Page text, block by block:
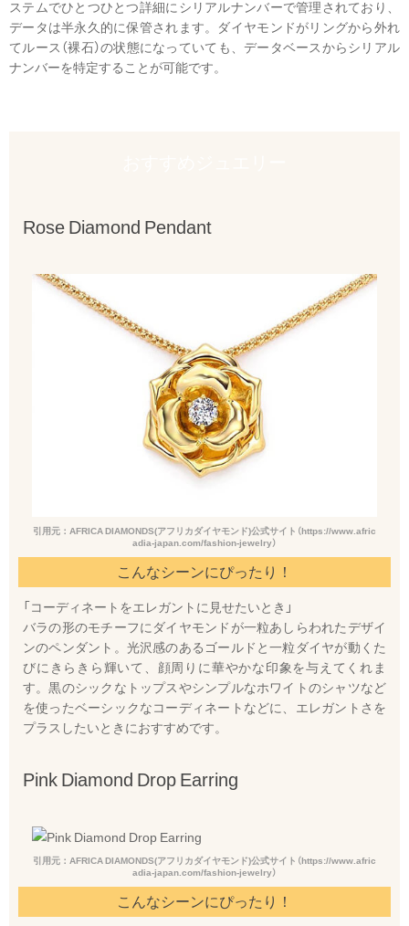
ステムでひとつひとつ詳細にシリアルナンバーで管理されており、
データは半永久的に保管されます。ダイヤモンドがリングから外れ
てルース（裸石）の状態になっていても、データベースからシリアル
ナンバーを特定することが可能です。
Rose Diamond Pendant
引用元：AFRICA DIAMONDS(アフリカダイヤモンド)公式サイト（https://www.afric
adia-japan.com/fashion-jewelry）
こんなシーンにぴったり！
「コーディネートをエレガントに見せたいとき」
バラの形のモチーフにダイヤモンドが一粒あしらわれたデザイ
ンのペンダント。光沢感のあるゴールドと一粒ダイヤが動くた
びにきらきら輝いて、顔周りに華やかな印象を与えてくれま
す。黒のシックなトップスやシンプルなホワイトのシャツなど
を使ったベーシックなコーディネートなどに、エレガントさを
プラスしたいときにおすすめです。
Pink Diamond Drop Earring
引用元：AFRICA DIAMONDS(アフリカダイヤモンド)公式サイト（https://www.afric
adia-japan.com/fashion-jewelry）
こんなシーンにぴったり！